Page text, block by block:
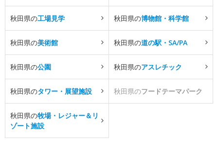
秋田県の工場見学 秋田県の博物館・科学館
秋田県の美術館 秋田県の道の駅・SA/PA
秋田県の公園 秋田県のアスレチック
秋田県のタワー・展望施設 秋田県のフードテーマパーク
秋田県の牧場・レジャー＆リ
ゾート施設